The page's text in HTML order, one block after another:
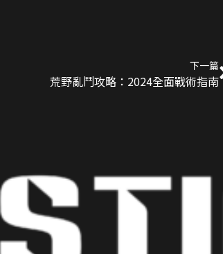
下一篇
荒野亂鬥攻略：2024全面戰術指南